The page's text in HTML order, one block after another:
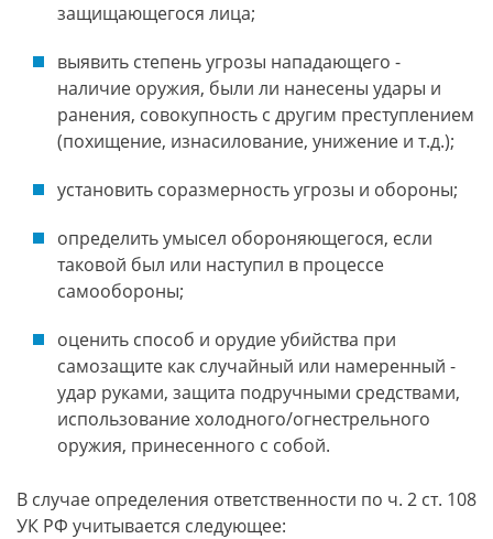
защищающегося лица;
выявить степень угрозы нападающего -
наличие оружия, были ли нанесены удары и
ранения, совокупность с другим преступлением
(похищение, изнасилование, унижение и т.д.);
установить соразмерность угрозы и обороны;
определить умысел обороняющегося, если
таковой был или наступил в процессе
самообороны;
оценить способ и орудие убийства при
самозащите как случайный или намеренный -
удар руками, защита подручными средствами,
использование холодного/огнестрельного
оружия, принесенного с собой.
В случае определения ответственности по ч. 2 ст. 108
УК РФ учитывается следующее: